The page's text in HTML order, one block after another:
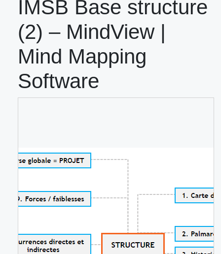
IMSB Base structure
(2) – MindView |
Mind Mapping
Software